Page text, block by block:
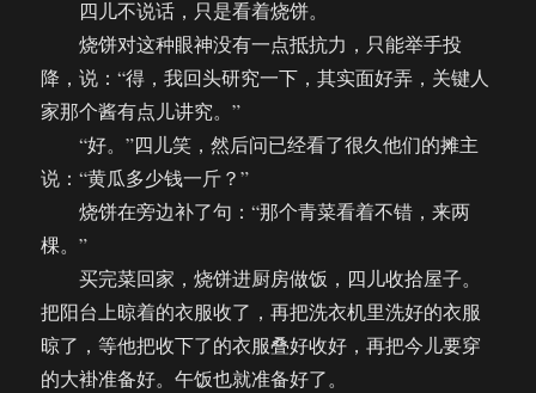
四儿不说话，只是看着烧饼。
烧饼对这种眼神没有一点抵抗力，只能举手投
降，说：“得，我回头研究一下，其实面好弄，关键人
家那个酱有点儿讲究。”
“好。”四儿笑，然后问已经看了很久他们的摊主
说：“黄瓜多少钱一斤？”
烧饼在旁边补了句：“那个青菜看着不错，来两
棵。”
买完菜回家，烧饼进厨房做饭，四儿收拾屋子。
把阳台上晾着的衣服收了，再把洗衣机里洗好的衣服
晾了，等他把收下了的衣服叠好收好，再把今儿要穿
的大褂准备好。午饭也就准备好了。